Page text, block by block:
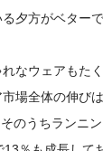
夕方がベター
なウェアもた
場全体の伸び
のうちランニ